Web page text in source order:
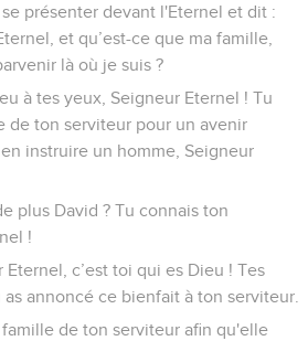
présenter devant l'Eternel et dit :
et qu’est-ce que ma famille,
là où je suis ?
à tes yeux, Seigneur Eternel ! Tu
de ton serviteur pour un avenir
instruire un homme, Seigneur
plus David ? Tu connais ton
!
c’est toi qui es Dieu ! Tes
annoncé ce bienfait à ton serviteur.
de ton serviteur afin qu'elle